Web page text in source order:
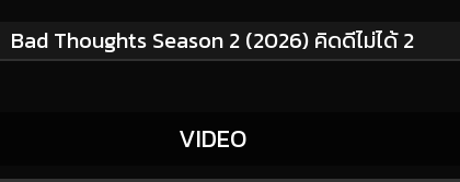
Bad Thoughts Season 2 (2026) คิดดีไม่ได้ 2
VIDEO